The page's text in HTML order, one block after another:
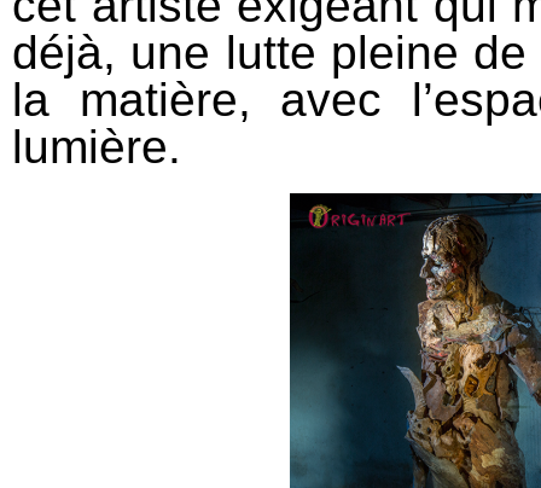
déjà, une lutte pleine
la matière, avec
lumière.